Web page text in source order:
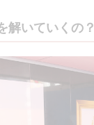
解いていくの？